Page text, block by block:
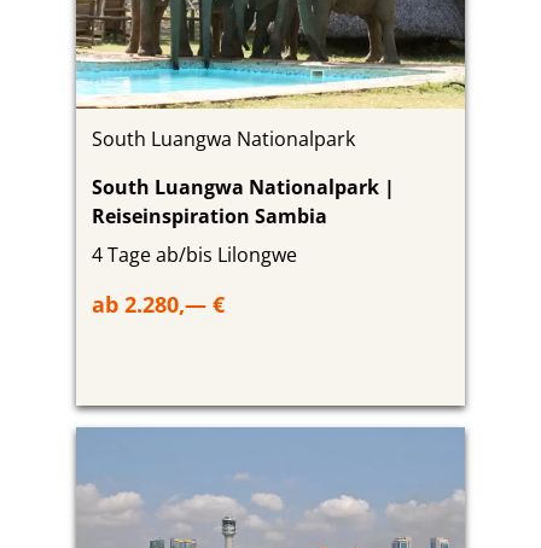
South Luangwa Nationalpark
South Luangwa Nationalpark |
Reiseinspiration Sambia
4 Tage ab/bis Lilongwe
ab 2.280,— €